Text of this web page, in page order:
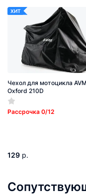
ХИТ
Чехол для мотоцикла AVM
Oxford 210D
Рассрочка 0/12
129 р.